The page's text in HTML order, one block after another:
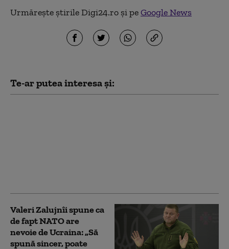
Urmărește știrile Digi24.ro și peGoogle News
Te-ar putea interesa și:
Valeri Zalujnîi spune ca
de fapt NATO are
nevoie de Ucraina: „Să
spună sincer, poate